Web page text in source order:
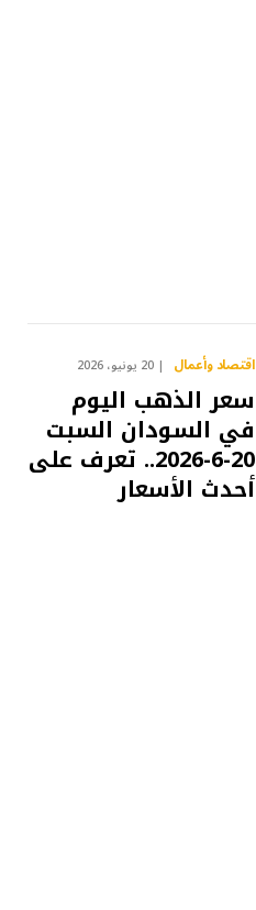
اقتصاد وأعمال 20 يونيو، 2026
سعر الذهب اليوم
في السودان السبت
20-6-2026.. تعرف على
أحدث الأسعار